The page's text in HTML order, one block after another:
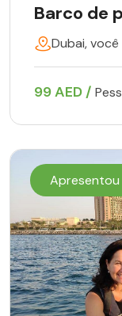
Barco de
Dubai, você
99 AED /
Apresentou